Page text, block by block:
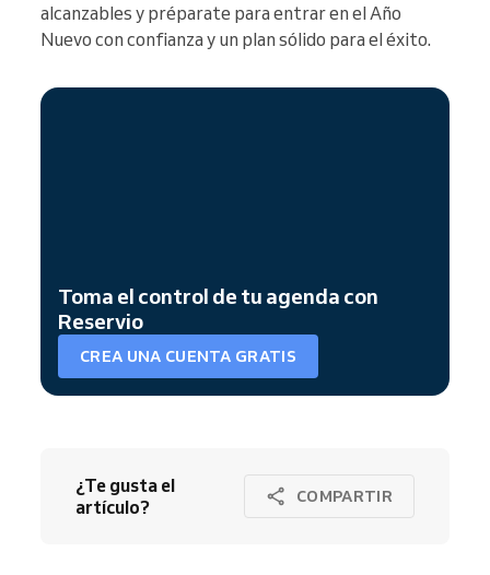
alcanzables y préparate para entrar en el Año
Nuevo con confianza y un plan sólido para el éxito.
Toma el control de tu agenda con
Reservio
CREA UNA CUENTA GRATIS
¿Te gusta el
artículo?
COMPARTIR